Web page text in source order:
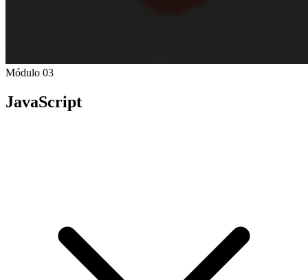
Módulo 03
JavaScript